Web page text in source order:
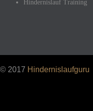
Hindernislauf Training
© 2017 Hindernislaufguru